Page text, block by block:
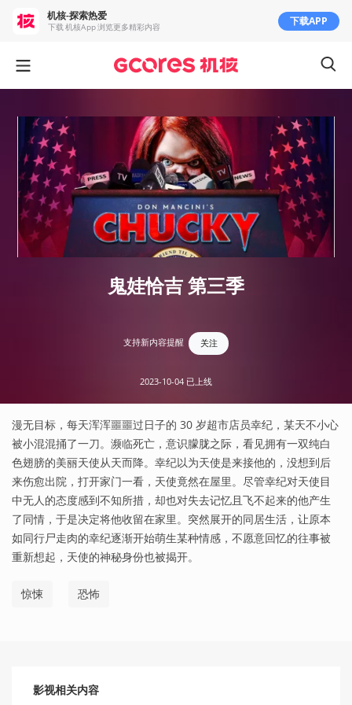
鬼娃恰吉 第三季
支持新内容提醒 关注
2023-10-04 已上线
漫无目标，每天浑浑噩噩过日子的 30 岁超市店员幸纪，某天不小心
被小混混捅了一刀。濒临死亡，意识朦胧之际，看见拥有一双纯白
色翅膀的美丽天使从天而降。幸纪以为天使是来接他的，没想到后
来伤愈出院，打开家门一看，天使竟然在屋里。尽管幸纪对天使目
中无人的态度感到不知所措，却也对失去记忆且飞不起来的他产生
了同情，于是决定将他收留在家里。突然展开的同居生活，让原本
如同行尸走肉的幸纪逐渐开始萌生某种情感，不愿意回忆的往事被
重新想起，天使的神秘身份也被揭开。
惊悚 恐怖
影视相关内容
机核-探索热爱
下载 机核App 浏览更多精彩内容 下载APP